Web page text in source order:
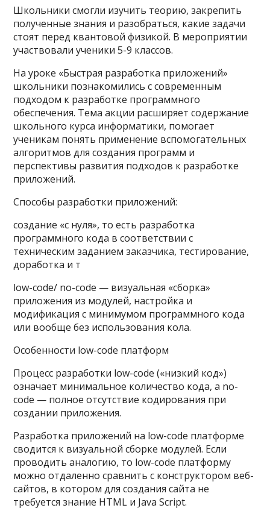
Школьники смогли изучить теорию, закрепить
полученные знания и разобраться, какие задачи
стоят перед квантовой физикой. В мероприятии
участвовали ученики 5-9 классов.
На уроке «Быстрая разработка приложений»
школьники познакомились с современным
подходом к разработке программного
обеспечения. Тема акции расширяет содержание
школьного курса информатики, помогает
ученикам понять применение вспомогательных
алгоритмов для создания программ и
перспективы развития подходов к разработке
приложений.
Способы разработки приложений:
создание «с нуля», то есть разработка
программного кода в соответствии с
техническим заданием заказчика, тестирование,
доработка и т
low-code/ no-code — визуальная «сборка»
приложения из модулей, настройка и
модификация с минимумом программного кода
или вообще без использования кола.
Особенности low-code платформ
Процесс разработки low-code («низкий код»)
означает минимальное количество кода, а no-
code — полное отсутствие кодирования при
создании приложения.
Разработка приложений на low-code платформе
сводится к визуальной сборке модулей. Если
проводить аналогию, то low-code платформу
можно отдаленно сравнить с конструктором веб-
сайтов, в котором для создания сайта не
требуется знание HTML и Java Script.